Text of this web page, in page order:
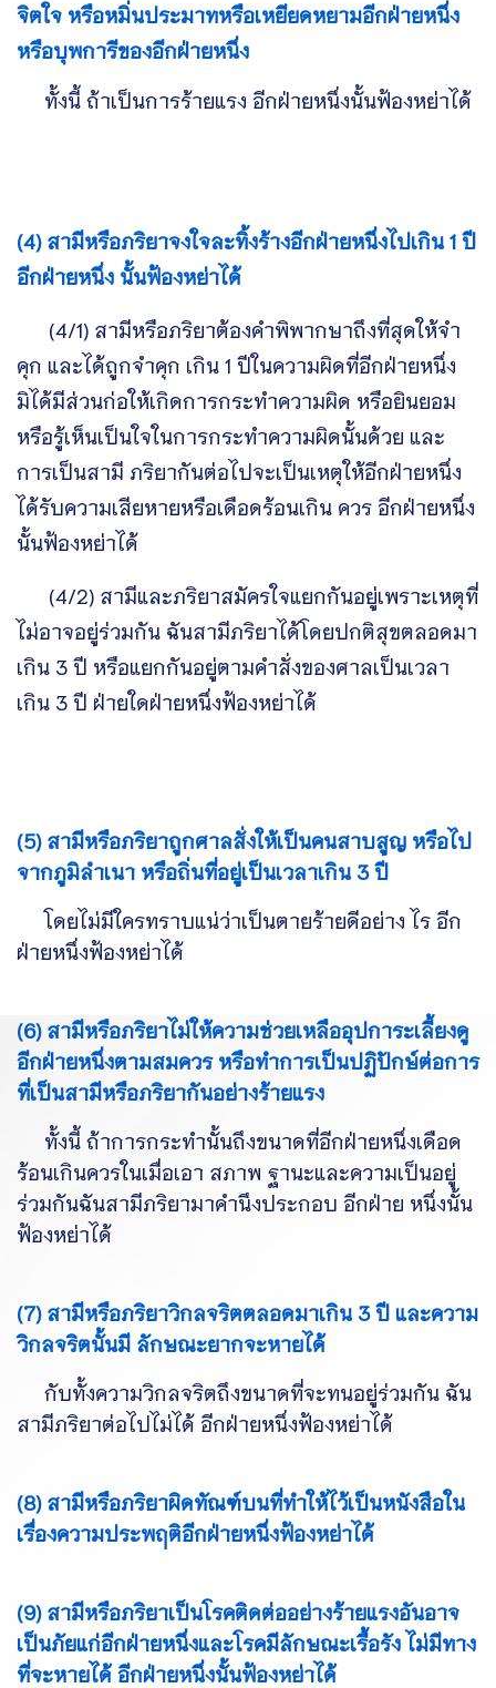
จิตใจ หรือหมิ่นประมาทหรือเหยียดหยามอีกฝ่ายหนึ่ง
หรือบุพการีของอีกฝ่ายหนึ่ง
ทั้งนี้ ถ้าเป็นการร้ายแรง อีกฝ่ายหนึ่งนั้นฟ้องหย่าได้
(4) สามีหรือภริยาจงใจละทิ้งร้างอีกฝ่ายหนึ่งไปเกิน 1 ปี
อีกฝ่ายหนึ่ง นั้นฟ้องหย่าได้
(4/1) สามีหรือภริยาต้องคำพิพากษาถึงที่สุดให้จำ
คุก และได้ถูกจำคุก เกิน 1 ปีในความผิดที่อีกฝ่ายหนึ่ง
มิได้มีส่วนก่อให้เกิดการกระทำความผิด หรือยินยอม
หรือรู้เห็นเป็นใจในการกระทำความผิดนั้นด้วย และ
การเป็นสามี ภริยากันต่อไปจะเป็นเหตุให้อีกฝ่ายหนึ่ง
ได้รับความเสียหายหรือเดือดร้อนเกิน ควร อีกฝ่ายหนึ่ง
นั้นฟ้องหย่าได้
(4/2) สามีและภริยาสมัครใจแยกกันอยู่เพราะเหตุที่
ไม่อาจอยู่ร่วมกัน ฉันสามีภริยาได้โดยปกติสุขตลอดมา
เกิน 3 ปี หรือแยกกันอยู่ตามคำสั่งของศาลเป็นเวลา
เกิน 3 ปี ฝ่ายใดฝ่ายหนึ่งฟ้องหย่าได้
(5) สามีหรือภริยาถูกศาลสั่งให้เป็นคนสาบสูญ หรือไป
จากภูมิลำเนา หรือถิ่นที่อยู่เป็นเวลาเกิน 3 ปี
โดยไม่มีใครทราบแน่ว่าเป็นตายร้ายดีอย่าง ไร อีก
ฝ่ายหนึ่งฟ้องหย่าได้
(6) สามีหรือภริยาไม่ให้ความช่วยเหลืออุปการะเลี้ยงดู
อีกฝ่ายหนึ่งตามสมควร หรือทำการเป็นปฏิปักษ์ต่อการ
ที่เป็นสามีหรือภริยากันอย่างร้ายแรง
ทั้งนี้ ถ้าการกระทำนั้นถึงขนาดที่อีกฝ่ายหนึ่งเดือด
ร้อนเกินควรในเมื่อเอา สภาพ ฐานะและความเป็นอยู่
ร่วมกันฉันสามีภริยามาคำนึงประกอบ อีกฝ่าย หนึ่งนั้น
ฟ้องหย่าได้
(7) สามีหรือภริยาวิกลจริตตลอดมาเกิน 3 ปี และความ
วิกลจริตนั้นมี ลักษณะยากจะหายได้
กับทั้งความวิกลจริตถึงขนาดที่จะทนอยู่ร่วมกัน ฉัน
สามีภริยาต่อไปไม่ได้ อีกฝ่ายหนึ่งฟ้องหย่าได้
(8) สามีหรือภริยาผิดทัณฑ์บนที่ทำให้ไว้เป็นหนังสือใน
เรื่องความประพฤติอีกฝ่ายหนึ่งฟ้องหย่าได้
(9) สามีหรือภริยาเป็นโรคติดต่ออย่างร้ายแรงอันอาจ
เป็นภัยแก่อีกฝ่ายหนึ่งและโรคมีลักษณะเรื้อรัง ไม่มีทาง
ที่จะหายได้ อีกฝ่ายหนึ่งนั้นฟ้องหย่าได้